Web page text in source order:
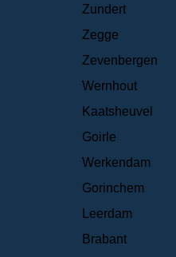
Zundert
Zegge
Zevenbergen
Wernhout
Kaatsheuvel
Goirle
Werkendam
Gorinchem
Leerdam
Brabant